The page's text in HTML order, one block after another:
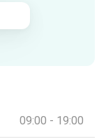
09:00 - 19:00